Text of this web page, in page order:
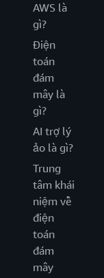
AWS là
gì?
Điện
toán
đám
mây là
gì?
AI trợ lý
ảo là gì?
Trung
tâm khái
niệm về
điện
toán
đám
mây